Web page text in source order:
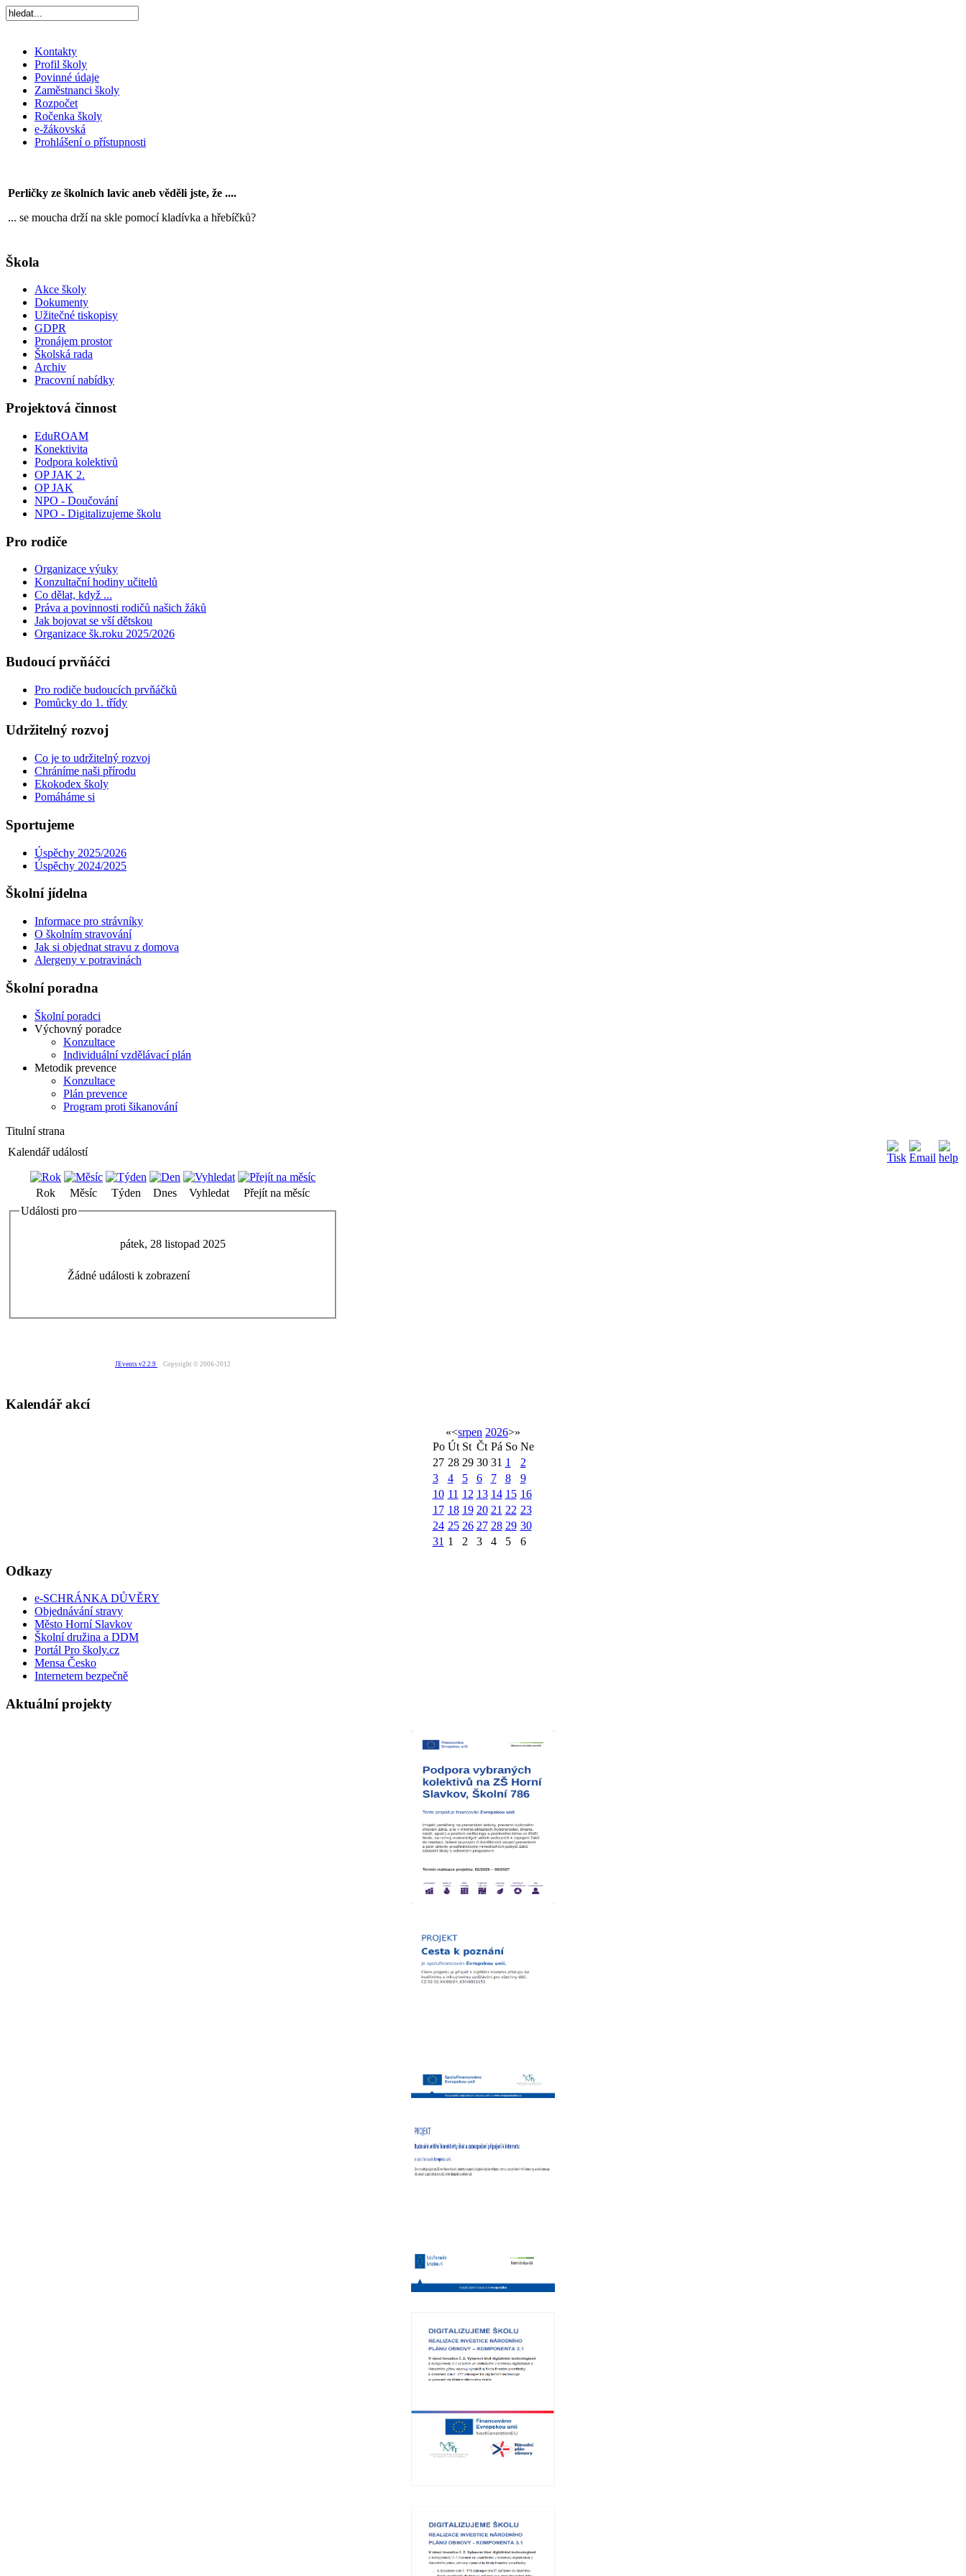
Kontakty
Profil školy
Povinné údaje
Zaměstnanci školy
Rozpočet
Ročenka školy
e-žákovská
Prohlášení o přístupnosti
Perličky ze školních lavic aneb věděli jste, že ....
... se moucha drží na skle pomocí kladívka a hřebíčků?
Škola
Akce školy
Dokumenty
Užitečné tiskopisy
GDPR
Pronájem prostor
Školská rada
Archiv
Pracovní nabídky
Projektová činnost
EduROAM
Konektivita
Podpora kolektivů
OP JAK 2.
OP JAK
NPO - Doučování
NPO - Digitalizujeme školu
Pro rodiče
Organizace výuky
Konzultační hodiny učitelů
Co dělat, když ...
Práva a povinnosti rodičů našich žáků
Jak bojovat se vší dětskou
Organizace šk.roku 2025/2026
Budoucí prvňáčci
Pro rodiče budoucích prvňáčků
Pomůcky do 1. třídy
Udržitelný rozvoj
Co je to udržitelný rozvoj
Chráníme naši přírodu
Ekokodex školy
Pomáháme si
Sportujeme
Úspěchy 2025/2026
Úspěchy 2024/2025
Školní jídelna
Informace pro strávníky
O školním stravování
Jak si objednat stravu z domova
Alergeny v potravinách
Školní poradna
Školní poradci
Výchovný poradce
Konzultace
Individuální vzdělávací plán
Metodik prevence
Konzultace
Plán prevence
Program proti šikanování
Titulní strana
Kalendář událostí
Rok Měsíc Týden Dnes Vyhledat
Přejít na měsíc
Události pro
pátek, 28 listopad 2025
Žádné události k zobrazení
JEvents v2.2.9 Copyright © 2006-2012
Kalendář akcí
«<srpen 2026>»
Po Út St Čt Pá So Ne
27 28 29 30 31 1
2
3
4 5 6 7 8
9
10 11 12 13 14 15 16
17 18 19 20 21 22 23
24 25 26 27 28 29 30
31 1 2 3 4 5 6
Odkazy
e-SCHRÁNKA DŮVĚRY
Objednávání stravy
Město Horní Slavkov
Školní družina a DDM
Portál Pro školy.cz
Mensa Česko
Internetem bezpečně
Aktuální projekty